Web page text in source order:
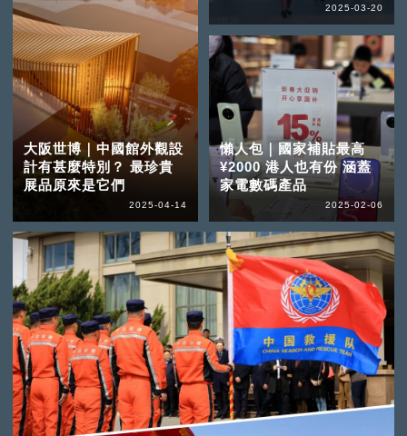
大阪世博｜中國館外觀設
計有甚麼特別？ 最珍貴
展品原來是它們
2025-04-14
2025-03-20
懶人包｜國家補貼最高
¥2000 港人也有份 涵蓋
家電數碼產品
2025-02-06